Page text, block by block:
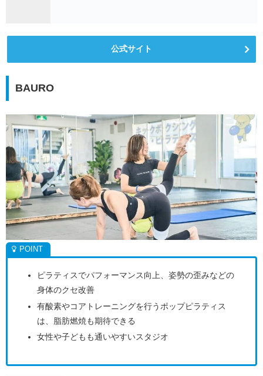
公式サイト
BAURO
ピラティスでパフォーマンス向上、姿勢の歪みなどの
身体のクセ改善
有酸素やコアトレーニングを行うポップピラティス
は、脂肪燃焼も期待できる
女性や子どもも通いやすいスタジオ